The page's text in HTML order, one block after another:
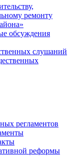
ремонту
обсуждения
слушаний
регламентов
реформы